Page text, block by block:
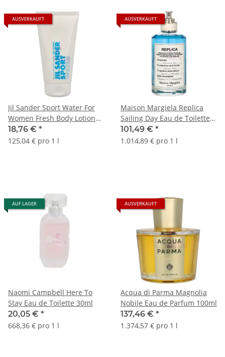
AUSVERKAUFT
Jil Sander Sport Water For
Women Fresh Body Lotion
150ml
18,76 € *
125,04 € pro 1 l
AUSVERKAUFT
Maison Margiela Replica
Sailing Day Eau de Toilette
100ml
101,49 € *
1.014,89 € pro 1 l
AUF LAGER
Naomi Campbell Here To
Stay Eau de Toilette 30ml
20,05 € *
668,36 € pro 1 l
AUSVERKAUFT
Acqua di Parma Magnolia
Nobile Eau de Parfum 100ml
137,46 € *
1.374,57 € pro 1 l